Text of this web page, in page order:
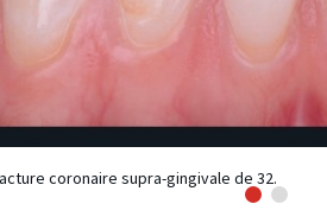
coronaire supra-gingivale de 32.